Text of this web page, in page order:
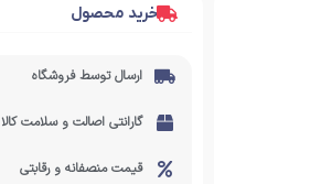
خرید محصول
ارسال توسط فروشگاه
گارانتی اصالت و سلامت کالا
قیمت منصفانه و رقابتی